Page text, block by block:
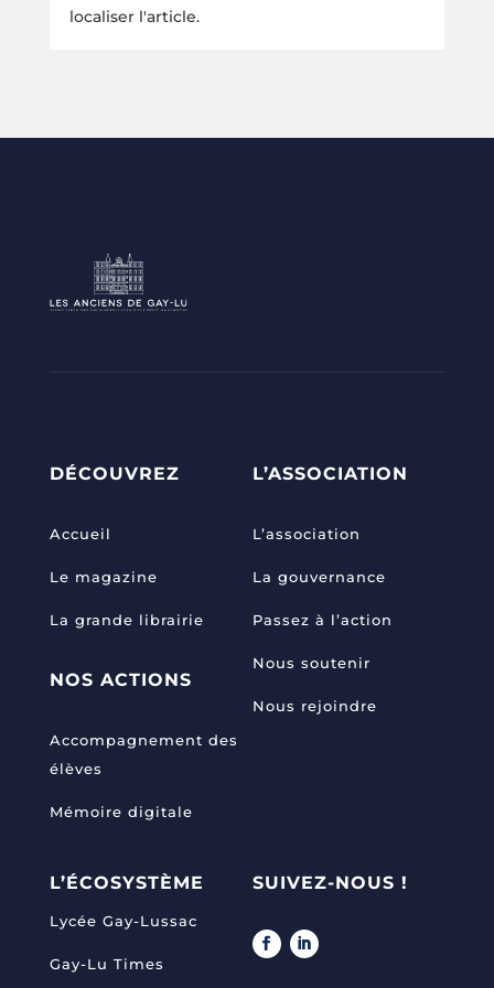
localiser l'article.
DÉCOUVREZ
Accueil
Le magazine
La grande librairie
NOS ACTIONS
Accompagnement des
élèves
Mémoire digitale
L’ASSOCIATION
L’association
La gouvernance
Passez à l’action
Nous soutenir
Nous rejoindre
L’ÉCOSYSTÈME
Lycée Gay-Lussac
Gay-Lu Times
SUIVEZ-NOUS !